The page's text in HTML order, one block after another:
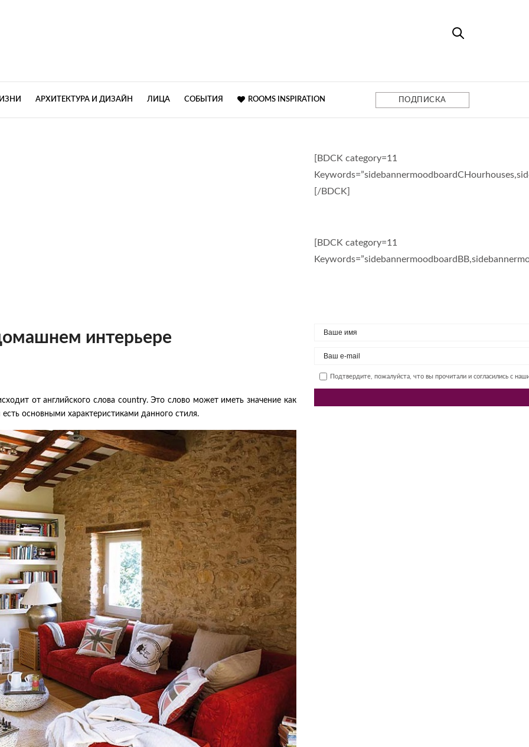
АРХИТЕКТУРА И ДИЗАЙН ЛИЦА СОБЫТИЯ ROOMS INSPIRATION ПОДПИСКА
интерьере
от английского слова country. Это слово может иметь значение как
основными характеристиками данного стиля.
[BDCK category=11
[/BDCK]
[BDCK category=11
Подтвердите, пожалуйста, что вы прочитали и согласились с